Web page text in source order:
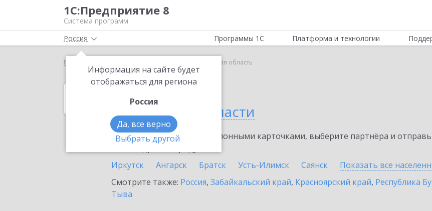
1С:Предприятие 8
Система программ
Россия
Информация на сайте будет
отображаться для региона
Россия
Да, все верно
Выбрать другой
Программы 1С Платформа и технологии
Главная Иркутская область
1С:Архив
в Иркутской области
Ознакомьтесь с информационными карточками, выберите партнёра и
Иркутск
Ангарск Братск Усть-Илимск Саянск Показать все
Смотрите также: Россия, Забайкальский край, Красноярский край, Республика
Тыва